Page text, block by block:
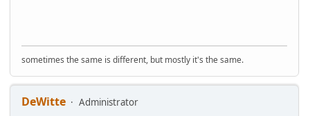
sometimes the same is different, but mostly it's the same.
DeWitte
Administrator